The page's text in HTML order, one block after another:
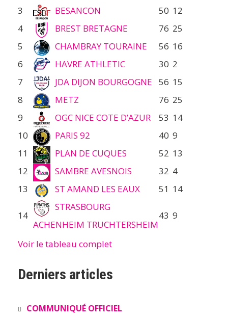
3 BESANCON 50 12
4
BREST BRETAGNE 76 25
5
CHAMBRAY TOURAINE 56 16
6
HAVRE ATHLETIC 30 2
7
JDA DIJON BOURGOGNE 56 15
8
METZ 76 25
9
OGC NICE COTE D’AZUR 53 14
10
PARIS 92 40 9
11
PLAN DE CUQUES 52 13
12
SAMBRE AVESNOIS 32 4
13
ST AMAND LES EAUX 51 14
14
STRASBOURG
ACHENHEIM TRUCHTERSHEIM
43 9
Voir le tableau complet
Derniers articles
COMMUNIQUÉ OFFICIEL